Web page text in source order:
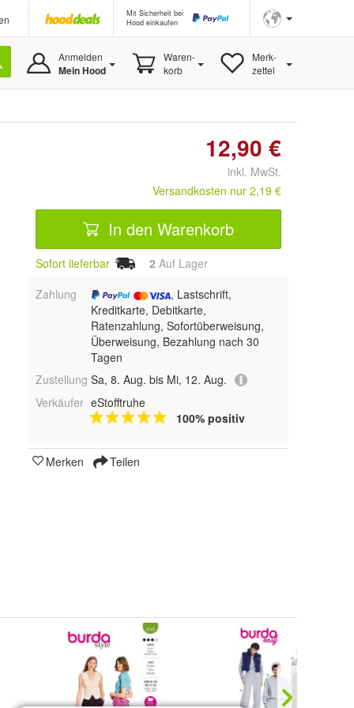
Mit Sicherheit bei
Hood einkaufen
Anmelden
Mein Hood
Waren-
korb
Merk-
zettel
12,90 €
inkl. MwSt.
Versandkosten nur 2,19 €
In den Warenkorb
Sofort lieferbar 2 Auf Lager
Zahlung
, Lastschrift,
Kreditkarte, Debitkarte,
Ratenzahlung, Sofortüberweisung,
Überweisung, Bezahlung nach 30
Tagen
Zustellung Sa, 8. Aug. bis Mi, 12. Aug.
Verkäufer eStofftruhe
100% positiv
Merken Teilen